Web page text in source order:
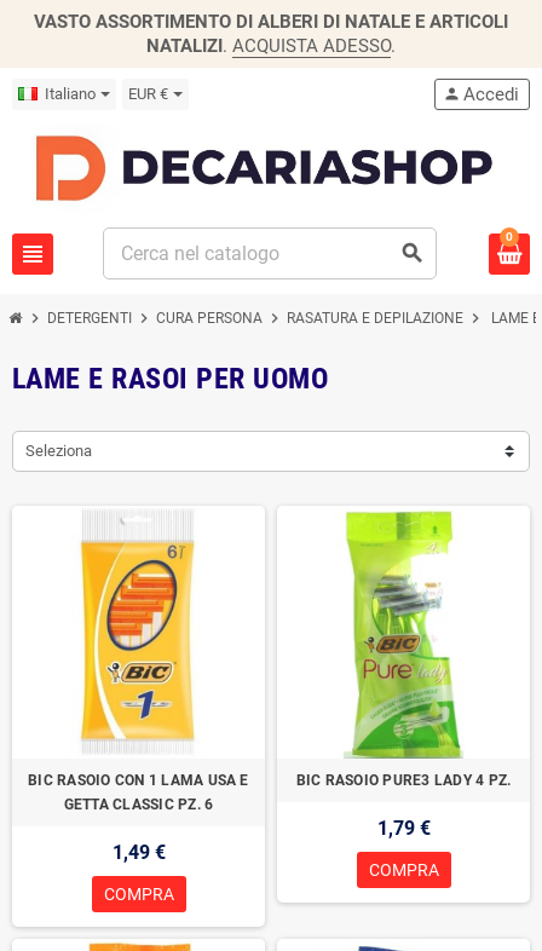
VASTO ASSORTIMENTO DI ALBERI DI NATALE E ARTICOLI
NATALIZI. ACQUISTA ADESSO.
Italiano EUR €
view_headline search
person Accedi
0
chevron_right DETERGENTI chevron_right CURA PERSONA chevron_right RASATURA E DEPILAZIONE chevron_right LAME
LAME E RASOI PER UOMO
Seleziona
BIC RASOIO CON 1 LAMA USA E
GETTA CLASSIC PZ. 6
1,49 €
COMPRA
BIC RASOIO PURE3 LADY 4 PZ.
1,79 €
COMPRA